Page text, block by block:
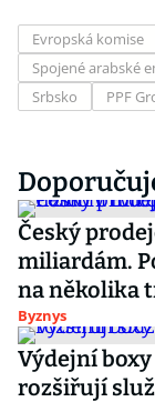
Evropská komise
Spojené arabské
Srbsko
PPF
Český
miliardám.
na několika
Byznys
Výdejní
rozšiřují